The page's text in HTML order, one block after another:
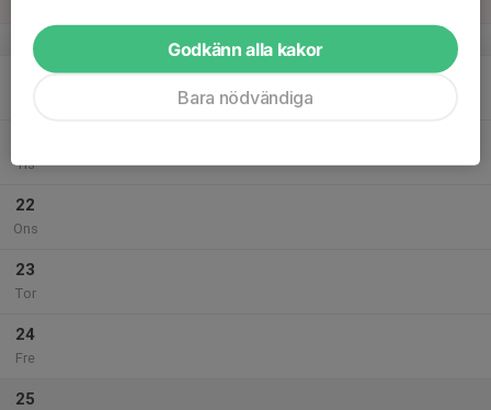
v.17
Tis
22
Ons
23
Tor
24
Fre
25
Godkänn alla kakor
Bara nödvändiga